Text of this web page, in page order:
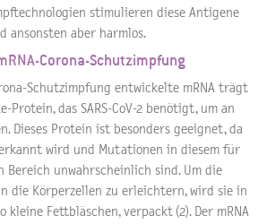
stimulieren diese Antigene
ansonsten aber harmlos.
Corona-Schutzimpfung
Schutzimpfung entwickelte mRNA trägt
Protein, das SARS-CoV-2 benötigt, um an
Dieses Protein ist besonders geeignet, da
wird und Mutationen in diesem für
Bereich unwahrscheinlich sind. Um die
die Körperzellen zu erleichtern, wird sie in
kleine Fettbläschen, verpackt (2). Der mRNA